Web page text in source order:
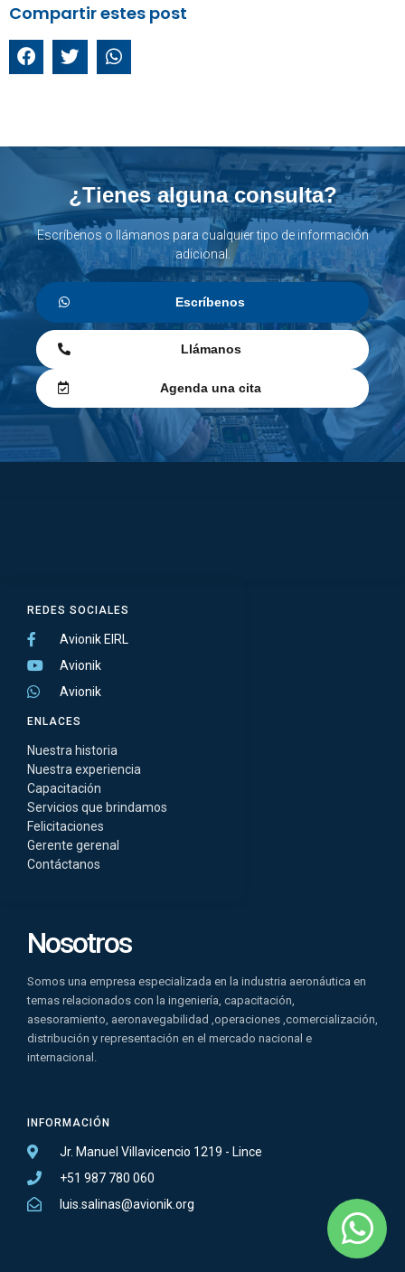
Compartir estes post
¿Tienes alguna consulta?
Escríbenos o llámanos para cualquier tipo de información
adicional.
Escríbenos
Llámanos
Agenda una cita
Nosotros
Somos una empresa especializada en la industria aeronáutica en
temas relacionados con la ingeniería, capacitación,
asesoramiento, aeronavegabilidad ,operaciones ,comercialización,
distribución y representación en el mercado nacional e
internacional.
INFORMACIÓN
Jr. Manuel Villavicencio 1219 - Lince
+51 987 780 060
luis.salinas@avionik.org
REDES SOCIALES
Avionik EIRL
Avionik
Avionik
ENLACES
Nuestra historia
Nuestra experiencia
Capacitación
Servicios que brindamos
Felicitaciones
Gerente gerenal
Contáctanos